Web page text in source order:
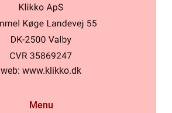
web: www.klikko.dk
Menu